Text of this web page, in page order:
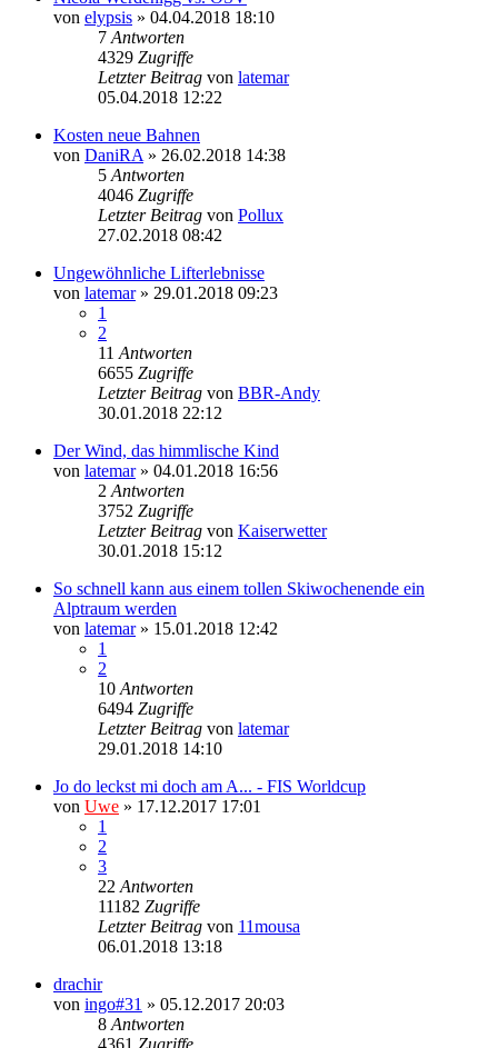
von elypsis » 04.04.2018 18:10
7 Antworten
4329 Zugriffe
Letzter Beitrag von latemar
05.04.2018 12:22
Kosten neue Bahnen
von DaniRA » 26.02.2018 14:38
5 Antworten
4046 Zugriffe
Letzter Beitrag von Pollux
27.02.2018 08:42
Ungewöhnliche Lifterlebnisse
von latemar» 29.01.2018 09:23
1
2
11 Antworten
6655 Zugriffe
Letzter Beitrag von BBR-Andy
30.01.2018 22:12
Der Wind, das himmlische Kind
von latemar» 04.01.2018 16:56
2 Antworten
3752 Zugriffe
Letzter Beitrag von Kaiserwetter
30.01.2018 15:12
So schnell kann aus einem tollen Skiwochenende ein
Alptraum werden
von latemar» 15.01.2018 12:42
1
2
10 Antworten
6494 Zugriffe
Letzter Beitrag von latemar
29.01.2018 14:10
Jo do leckst mi doch am A... - FIS Worldcup
von Uwe » 17.12.2017 17:01
1
2
3
22 Antworten
11182 Zugriffe
Letzter Beitrag von 11mousa
06.01.2018 13:18
drachir
von ingo#31 » 05.12.2017 20:03
8 Antworten
4361 Zugriffe